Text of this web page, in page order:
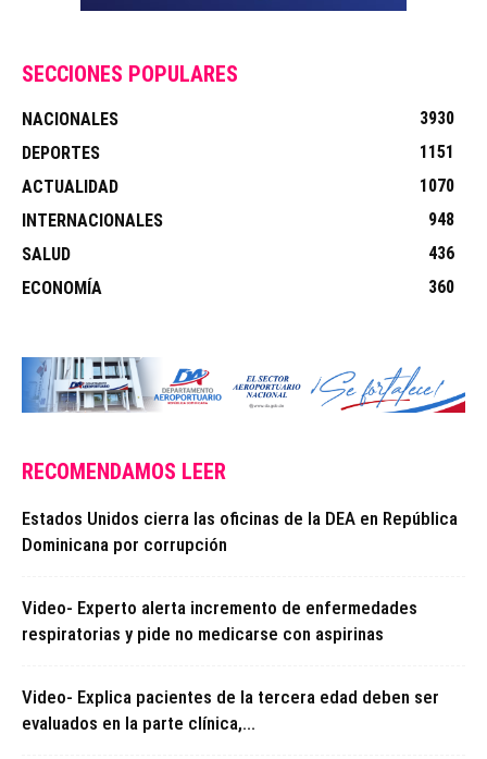
SECCIONES POPULARES
NACIONALES
3930
DEPORTES
1151
ACTUALIDAD
1070
INTERNACIONALES
948
SALUD
436
ECONOMÍA
360
RECOMENDAMOS LEER
Estados Unidos cierra las oficinas de la DEA en República
Dominicana por corrupción
Video- Experto alerta incremento de enfermedades
respiratorias y pide no medicarse con aspirinas
Video- Explica pacientes de la tercera edad deben ser
evaluados en la parte clínica,...